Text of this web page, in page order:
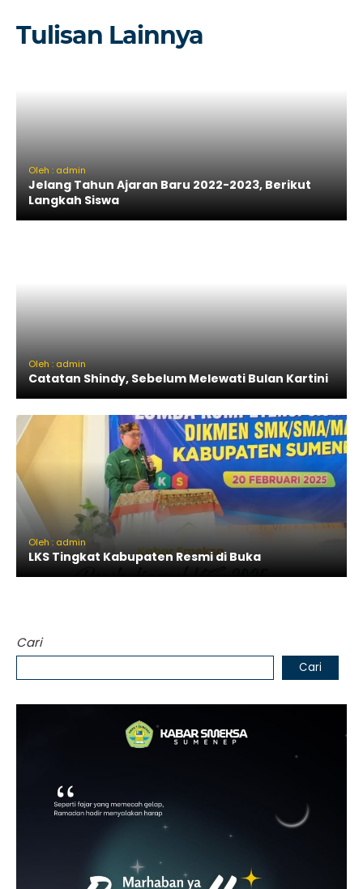
Tulisan Lainnya
Oleh : admin
Jelang Tahun Ajaran Baru 2022-2023, Berikut
Langkah Siswa
Oleh : admin
Catatan Shindy, Sebelum Melewati Bulan Kartini
Oleh : admin
LKS Tingkat Kabupaten Resmi di Buka
Cari
Cari